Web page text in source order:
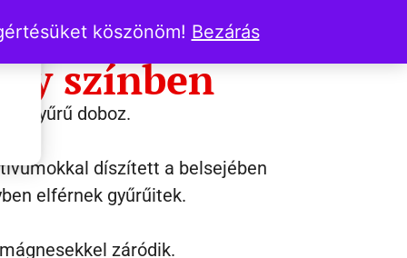
köszönöm! Bezárás
dobozotok
színben
gyűrű doboz.
díszített a belsejében
elférnek gyűrűitek.
záródik.